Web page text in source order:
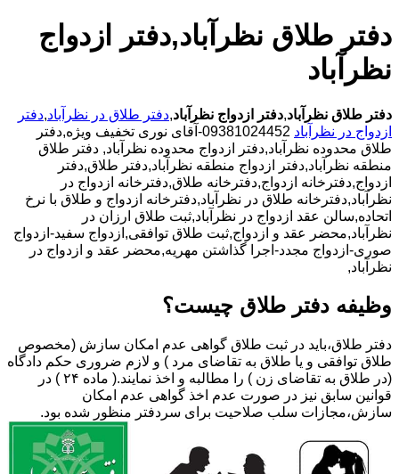
دفتر طلاق نظرآباد,دفتر ازدواج
نظرآباد
دفتر طلاق نظرآباد,دفتر ازدواج نظرآباد,دفتر طلاق در نظرآباد,دفتر
ازدواج در نظرآباد
09381024452-آقای نوری تخفیف ویژه,دفتر
طلاق محدوده نظرآباد,دفتر ازدواج محدوده نظرآباد, دفتر طلاق
منطقه نظرآباد,دفتر ازدواج منطقه نظرآباد,دفتر طلاق,دفتر
ازدواج,دفترخانه ازدواج,دفترخانه طلاق,دفترخانه ازدواج در
نظرآباد,دفترخانه طلاق در نظرآباد,دفترخانه ازدواج و طلاق با نرخ
اتحاده,سالن عقد ازدواج در نظرآباد,ثبت طلاق ارزان در
نظرآباد,محضر عقد و ازدواج,ثبت طلاق توافقی,ازدواج سفید-ازدواج
صوری-ازدواج مجدد-اجرا گذاشتن مهریه,محضر عقد و ازدواج در
نظرآباد,
وظیفه دفتر طلاق چیست؟
دفتر طلاق،باید در ثبت طلاق گواهی عدم امکان سازش (مخصوص
طلاق توافقی و یا طلاق به تقاضای مرد ) و لازم ضروری حکم دادگاه
(در طلاق به تقاضای زن ) را مطالبه و اخذ نمایند.( ماده ۲۴ ) در
قوانین سابق نیز در صورت عدم اخذ گواهی عدم امکان
سازش،مجازات سلب صلاحیت برای سردفتر منظور شده بود.